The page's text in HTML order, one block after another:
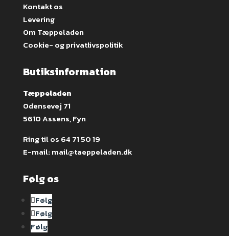
Kontakt os
Levering
Om Tæppeladen
Cookie- og privatlivspolitik
Butiksinformation
Tæppeladen
Odensevej 71
5610 Assens, Fyn
Ring til os 64 71 50 19
E-mail: mail@taeppeladen.dk
Følg os
Følg
Følg
Følg